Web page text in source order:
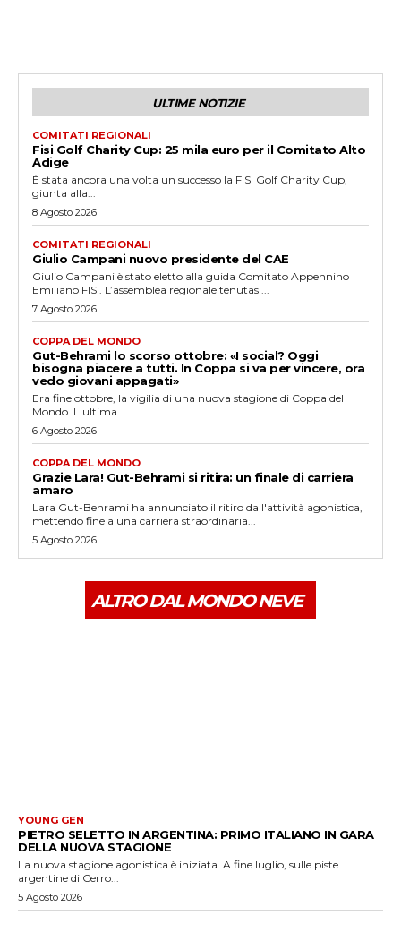
ULTIME NOTIZIE
COMITATI REGIONALI
Fisi Golf Charity Cup: 25 mila euro per il Comitato Alto
Adige
È stata ancora una volta un successo la FISI Golf Charity Cup,
giunta alla...
8 Agosto 2026
COMITATI REGIONALI
Giulio Campani nuovo presidente del CAE
Giulio Campani è stato eletto alla guida Comitato Appennino
Emiliano FISI. L’assemblea regionale tenutasi...
7 Agosto 2026
COPPA DEL MONDO
Gut-Behrami lo scorso ottobre: «I social? Oggi
bisogna piacere a tutti. In Coppa si va per vincere, ora
vedo giovani appagati»
Era fine ottobre, la vigilia di una nuova stagione di Coppa del
Mondo. L'ultima...
6 Agosto 2026
COPPA DEL MONDO
Grazie Lara! Gut-Behrami si ritira: un finale di carriera
amaro
Lara Gut-Behrami ha annunciato il ritiro dall'attività agonistica,
mettendo fine a una carriera straordinaria...
5 Agosto 2026
ALTRO DAL MONDO NEVE
YOUNG GEN
PIETRO SELETTO IN ARGENTINA: PRIMO ITALIANO IN GARA
DELLA NUOVA STAGIONE
La nuova stagione agonistica è iniziata. A fine luglio, sulle piste
argentine di Cerro...
5 Agosto 2026